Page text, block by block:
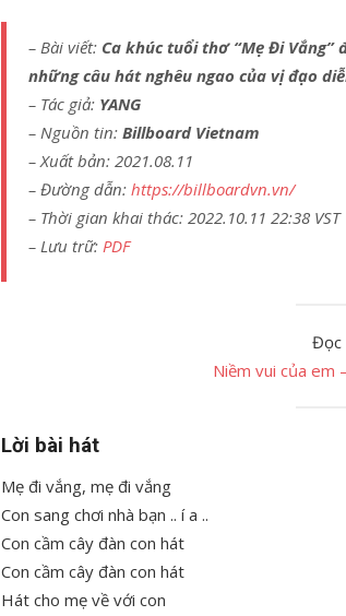
– Bài viết: Ca khúc tuổi thơ “Mẹ Đi Vắng”
những câu hát nghêu ngao của vị đạo
– Tác giả: YANG
– Nguồn tin: Billboard Vietnam
– Xuất bản: 2021.08.11
– Đường dẫn: https://billboardvn.vn/
– Thời gian khai thác: 2022.10.11 22:38 VST
– Lưu trữ: PDF
Đọc
Niềm vui của em
Lời bài hát
Mẹ đi vắng, mẹ đi vắng
Con sang chơi nhà bạn .. í a ..
Con cầm cây đàn con hát
Con cầm cây đàn con hát
Hát cho mẹ về với con